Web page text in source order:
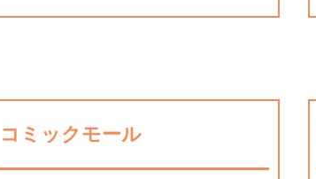
コミックモール